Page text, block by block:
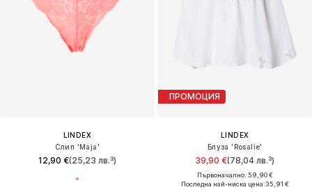
LINDEX
Слип 'Maja'
12,90 €(25,23 лв.³)
ПРОМОЦИЯ
LINDEX
Блуза 'Rosalie'
39,90 €(78,04 лв.³)
Първоначално: 59,90 €
Последна най-ниска цена:35,91 €